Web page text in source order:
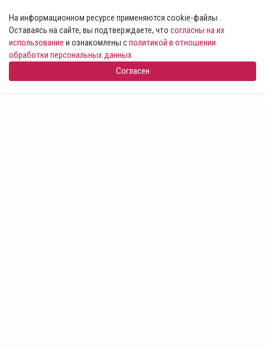
На информационном ресурсе применяются cookie-файлы .
Оставаясь на сайте, вы подтверждаете, что согласны на их
использование и ознакомлены сполитикой в отношении
обработки персональных данных
Согласен